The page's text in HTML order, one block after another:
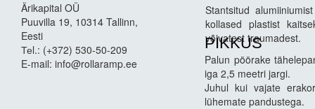
Ärikapital OÜ
Puuvilla 19, 10314 Tallinn,
Eesti
Теl.: (+372) 530-50-209
E-mail: info@rollaramp.ee
Stantsitud
kollased plastist
võivatest traumadest.
PIKKUS
Palun pöörake
iga 2,5 meetri jargi.
Juhul kui vajate
lühemate pandustega.